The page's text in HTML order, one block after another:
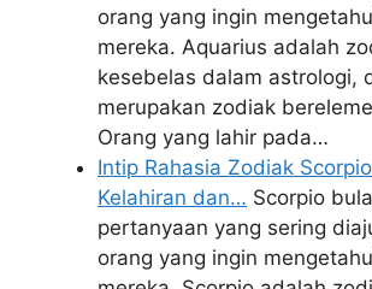
orang yang ingin
mereka. Aquarius adalah
kesebelas dalam astrologi,
merupakan zodiak
Orang yang lahir pada…
Intip Rahasia Zodiak
Kelahiran dan… Scorpio
pertanyaan yang sering
orang yang ingin